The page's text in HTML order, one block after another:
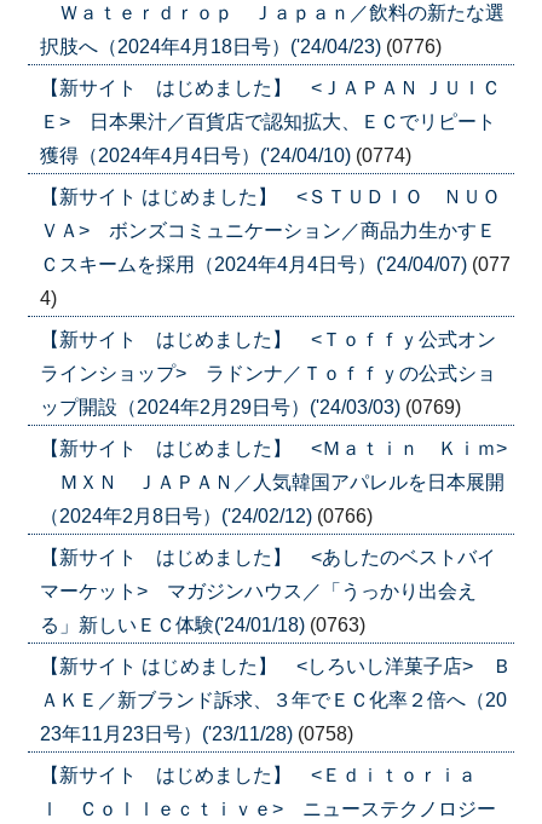
Ｗａｔｅｒｄｒｏｐ Ｊａｐａｎ／飲料の新たな選
択肢へ（2024年4月18日号）('24/04/23) (0776)
【新サイト はじめました】 <ＪＡＰＡＮ ＪＵＩＣ
Ｅ> 日本果汁／百貨店で認知拡大、ＥＣでリピート
獲得（2024年4月4日号）('24/04/10) (0774)
【新サイト はじめました】 <ＳＴＵＤＩＯ ＮＵＯ
ＶＡ> ボンズコミュニケーション／商品力生かすＥ
Ｃスキームを採用（2024年4月4日号）('24/04/07) (077
4)
【新サイト はじめました】 <Ｔｏｆｆｙ公式オン
ラインショップ> ラドンナ／Ｔｏｆｆｙの公式ショ
ップ開設（2024年2月29日号）('24/03/03) (0769)
【新サイト はじめました】 <Ｍａｔｉｎ Ｋｉｍ>
ＭＸＮ ＪＡＰＡＮ／人気韓国アパレルを日本展開
（2024年2月8日号）('24/02/12) (0766)
【新サイト はじめました】 <あしたのベストバイ
マーケット> マガジンハウス／「うっかり出会え
る」新しいＥＣ体験('24/01/18) (0763)
【新サイト はじめました】 <しろいし洋菓子店> Ｂ
ＡＫＥ／新ブランド訴求、３年でＥＣ化率２倍へ（20
23年11月23日号）('23/11/28) (0758)
【新サイト はじめました】 <Ｅｄｉｔｏｒｉａ
ｌ Ｃｏｌｌｅｃｔｉｖｅ> ニューステクノロジー